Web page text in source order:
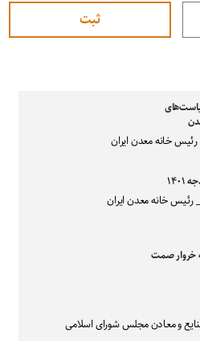
خانه معدن ایران
رئیس خانه معدن ایران
خروار صمت
و معادن مجلس شورای اسلامی